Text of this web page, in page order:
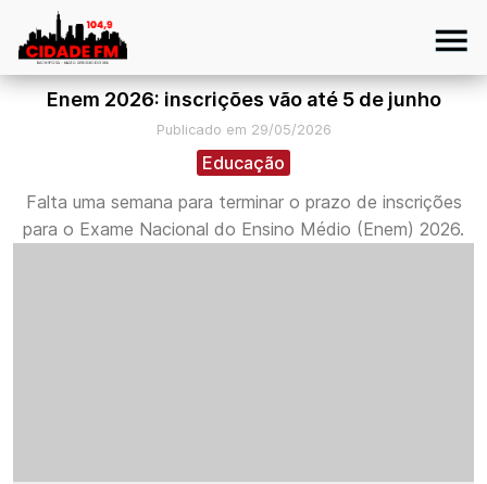
Enem 2026: inscrições vão até 5 de junho
Publicado em 29/05/2026
Educação
Falta uma semana para terminar o prazo de inscrições
para o Exame Nacional do Ensino Médio (Enem) 2026.